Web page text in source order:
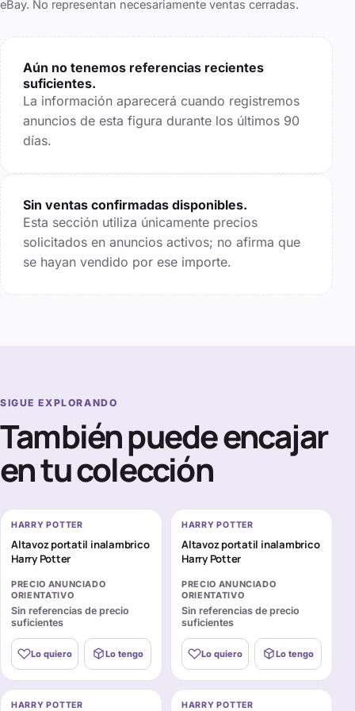
eBay. No representan necesariamente ventas cerradas.
Aún no tenemos referencias recientes
suficientes.
La información aparecerá cuando registremos
anuncios de esta figura durante los últimos 90
días.
Sin ventas confirmadas disponibles.
Esta sección utiliza únicamente precios
solicitados en anuncios activos; no afirma que
se hayan vendido por ese importe.
SIGUE EXPLORANDO
También puede encajar
en tu colección
HARRY POTTER
Altavoz portatil inalambrico
Harry Potter
PRECIO ANUNCIADO
ORIENTATIVO
Sin referencias de precio
suficientes
Lo quiero Lo tengo
HARRY POTTER
Altavoz portatil inalambrico
Harry Potter
PRECIO ANUNCIADO
ORIENTATIVO
Sin referencias de precio
suficientes
Lo quiero Lo tengo
HARRY POTTER HARRY POTTER